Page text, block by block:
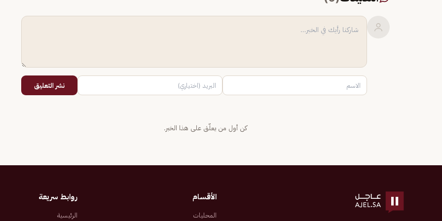
نشر التعليق
كن أول من يعلّق على هذا الخبر.
الأقسام
المحليات
روابط سريعة
الرئيسية